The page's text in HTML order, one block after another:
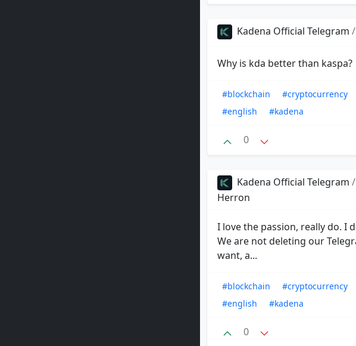
Kadena Official Telegram /
Why is kda better than kaspa?
#blockchain
#cryptocurrency
#english
#kadena
0
Kadena Official Telegram /
Herron
I love the passion, really do. I
We are not deleting our
want, a...
#blockchain
#cryptocurrency
#english
#kadena
0